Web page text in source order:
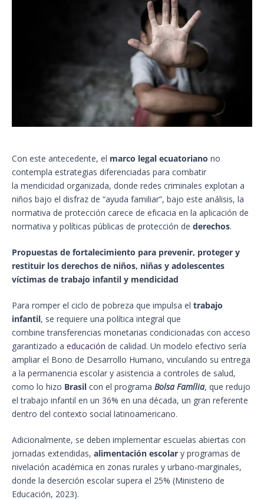
Con este antecedente, el marco legal ecuatoriano no
contempla estrategias diferenciadas para combatir
la mendicidad organizada, donde redes criminales explotan a
niños bajo el disfraz de “ayuda familiar”, bajo este análisis, la
normativa de protección carece de eficacia en la aplicación de
normativa y políticas públicas de protección de derechos.
Propuestas de fortalecimiento para prevenir, proteger y
restituir los derechos de niños, niñas y adolescentes
víctimas de trabajo infantil y mendicidad
Para romper el ciclo de pobreza que impulsa el trabajo
infantil, se requiere una política integral que
combine transferencias monetarias condicionadas con acceso
garantizado a educación de calidad. Un modelo efectivo sería
ampliar el Bono de Desarrollo Humano, vinculando su entrega
a la permanencia escolar y asistencia a controles de salud,
como lo hizo Brasil con el programa Bolsa Família, que redujo
el trabajo infantil en un 36% en una década, un gran referente
dentro del contexto social latinoamericano.
Adicionalmente, se deben implementar escuelas abiertas con
jornadas extendidas, alimentación escolar y programas de
nivelación académica en zonas rurales y urbano-marginales,
donde la deserción escolar supera el 25% (Ministerio de
Educación, 2023).